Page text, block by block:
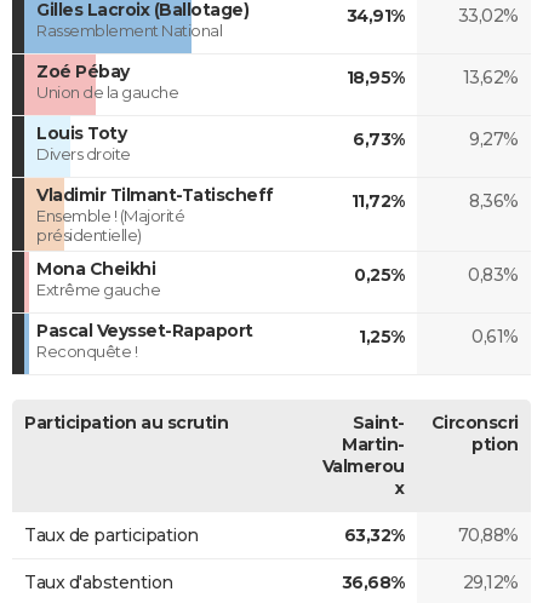
Gilles Lacroix (Ballotage)
Rassemblement National
34,91% 33,02%
Zoé Pébay
Union de la gauche
18,95% 13,62%
Louis Toty
Divers droite
6,73% 9,27%
Vladimir Tilmant-Tatischeff
Ensemble ! (Majorité
présidentielle)
11,72% 8,36%
Mona Cheikhi
Extrême gauche
0,25% 0,83%
Pascal Veysset-Rapaport
Reconquête !
1,25% 0,61%
Participation au scrutin
Saint-
Martin-
Valmerou
x
Circonscri
ption
Taux de participation 63,32% 70,88%
Taux d'abstention 36,68% 29,12%